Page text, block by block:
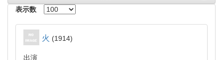
表示数
火 1914
出演